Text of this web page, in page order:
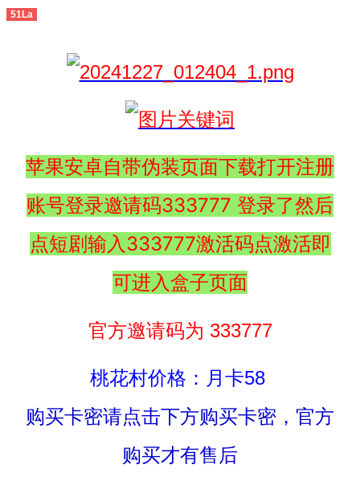
51La
苹果安卓自带伪装页面下载打开注册
账号登录邀请码333777 登录了然后
点短剧输入333777激活码点激活即
可进入盒子页面
官方邀请码为 333777
桃花村价格：月卡58
购买卡密请点击下方购买卡密，官方
购买才有售后